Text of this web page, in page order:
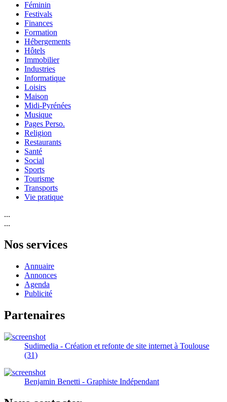
Féminin
Festivals
Finances
Formation
Hébergements
Hôtels
Immobilier
Industries
Informatique
Loisirs
Maison
Midi-Pyrénées
Musique
Pages Perso.
Religion
Restaurants
Santé
Social
Sports
Tourisme
Transports
Vie pratique
...
...
Nos services
Annuaire
Annonces
Agenda
Publicité
Partenaires
Sudimedia - Création et refonte de site internet à Toulouse
(31)
Benjamin Benetti - Graphiste Indépendant